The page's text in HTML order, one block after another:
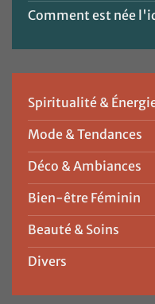
Comment est née
Spiritualité &
Mode & Tendances
Déco & Ambiances
Bien-être Féminin
Beauté & Soins
Divers